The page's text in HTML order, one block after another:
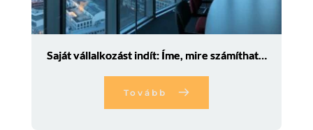
Saját vállalkozást indít: Íme, mire számíthat…
Tovább